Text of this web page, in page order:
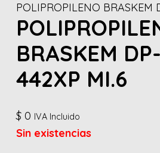
POLIPROPILENO BRASKEM
BRASKEM
442XP MI.6
$ 0 IVA Incluido
Sin existencias